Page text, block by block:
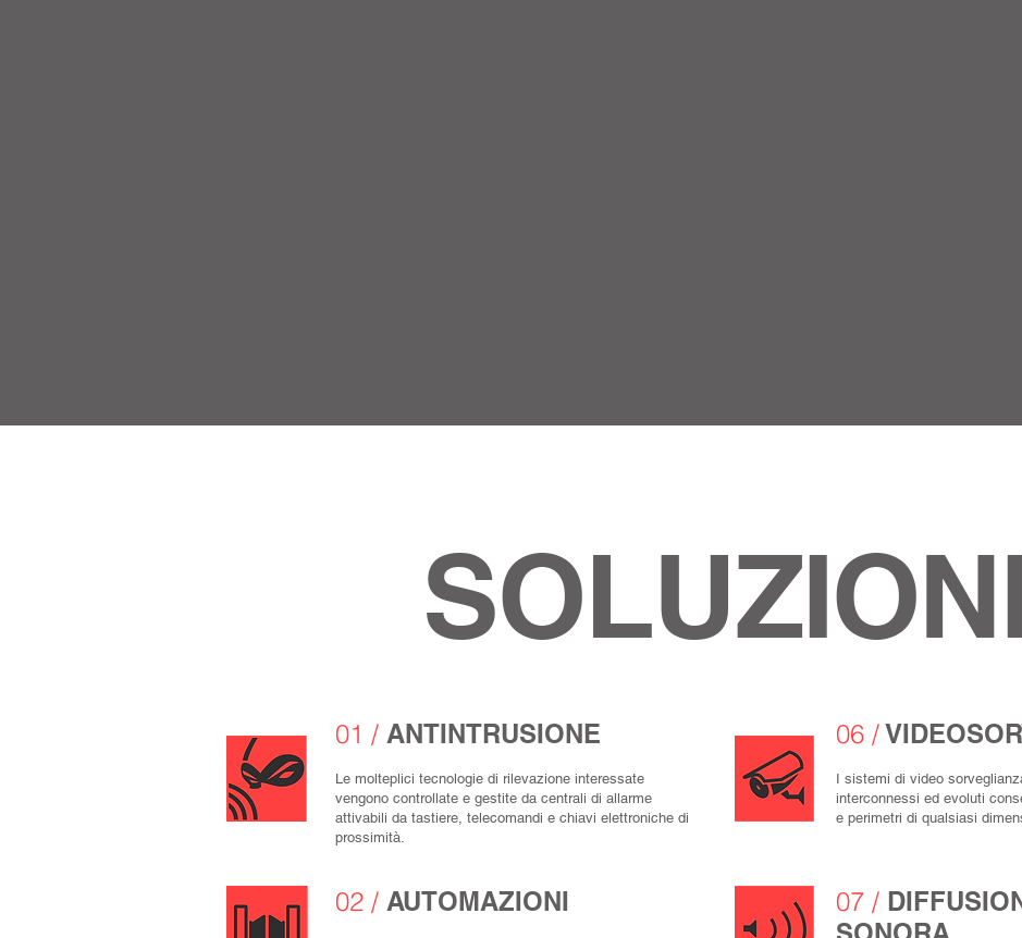
01 / ANTINTRUSIONE
Le molteplici tecnologie di rilevazione interessate
vengono controllate e gestite da centrali di allarme
attivabili da tastiere, telecomandi e chiavi elettroniche di
prossimità.
02 / AUTOMAZIONI
06 /
I sistemi di video
interconnessi ed evoluti
e perimetri di qualsiasi
07 /